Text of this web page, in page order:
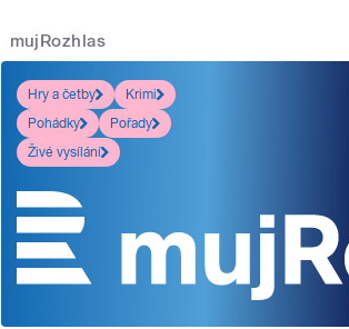
mujRozhlas
Hry a četby
Krimi
Pohádky
Pořady
Živé vysílání